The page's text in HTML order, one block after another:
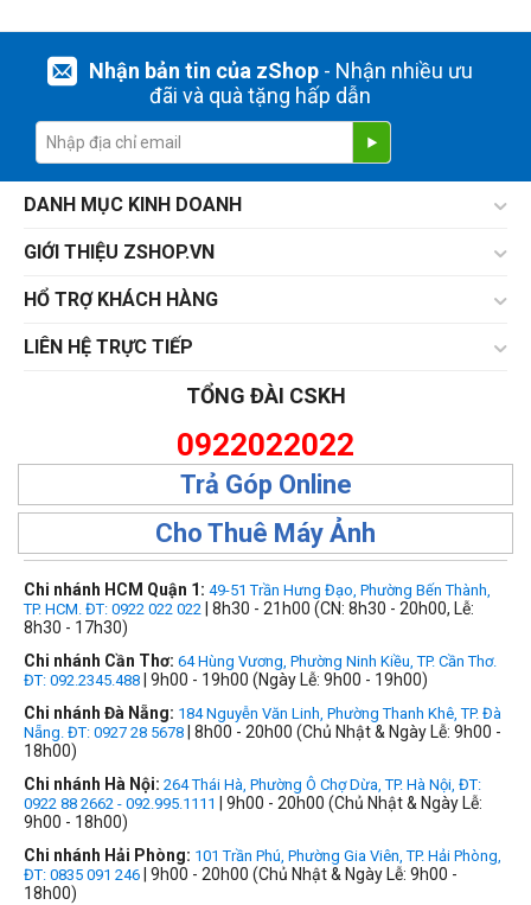
Nhận bản tin của zShop- Nhận nhiều ưu
đãi và quà tặng hấp dẫn
DANH MỤC KINH DOANH
GIỚI THIỆU ZSHOP.VN
HỔ TRỢ KHÁCH HÀNG
LIÊN HỆ TRỰC TIẾP
TỔNG ĐÀI CSKH
0922022022
Trả Góp Online
Cho Thuê Máy Ảnh
Chi nhánh HCM Quận 1: 49-51 Trần Hưng Đạo, Phường Bến Thành,
TP. HCM. ĐT: 0922 022 022 | 8h30 - 21h00 (CN: 8h30 - 20h00, Lễ:
8h30 - 17h30)
Chi nhánh Cần Thơ: 64 Hùng Vương, Phường Ninh Kiều, TP. Cần Thơ.
ĐT: 092.2345.488 | 9h00 - 19h00 (Ngày Lễ: 9h00 - 19h00)
Chi nhánh Đà Nẵng: 184 Nguyễn Văn Linh, Phường Thanh Khê, TP. Đà
Nẵng. ĐT: 0927 28 5678 | 8h00 - 20h00 (Chủ Nhật & Ngày Lễ: 9h00 -
18h00)
Chi nhánh Hà Nội: 264 Thái Hà, Phường Ô Chợ Dừa, TP. Hà Nội, ĐT:
0922 88 2662 - 092.995.1111
| 9h00 - 20h00 (Chủ Nhật & Ngày Lễ:
9h00 - 18h00)
Chi nhánh Hải Phòng: 101 Trần Phú, Phường Gia Viên, TP. Hải Phòng,
ĐT: 0835 091 246 | 9h00 - 20h00 (Chủ Nhật & Ngày Lễ: 9h00 -
18h00)